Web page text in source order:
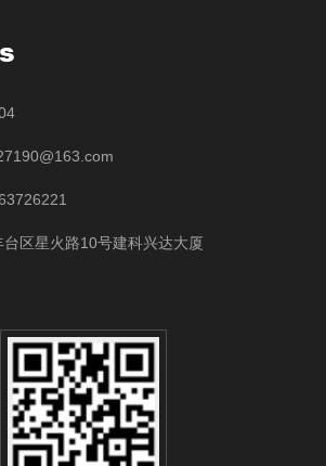
区星火路10号建科兴达大厦